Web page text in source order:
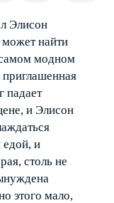
Элисон
может найти
модном
падает
и Элисон
и
столь не
этого мало,